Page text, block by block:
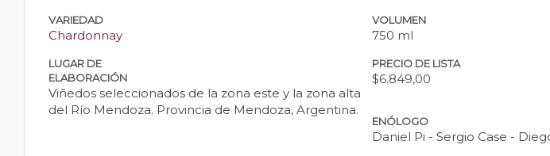
VARIEDAD
Chardonnay
VOLUMEN
750 ml
LUGAR DE
ELABORACIÓN
Viñedos seleccionados de la zona este y la zona alta
del Río Mendoza. Provincia de Mendoza, Argentina.
PRECIO DE LISTA
$6.849,00
ENÓLOGO
Daniel Pi - Sergio Case -